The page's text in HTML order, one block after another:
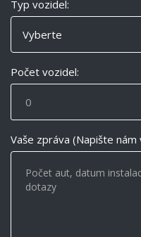
Typ vozidel:
Počet vozidel:
Vaše zpráva (Napište